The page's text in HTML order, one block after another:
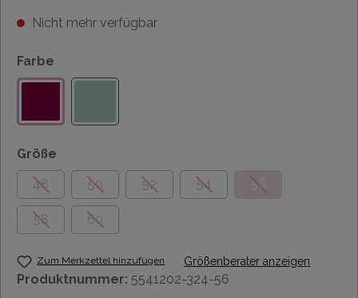
Nicht mehr verfügbar
Farbe
Größe
48
50 52 54 56
58 60
Zum Merkzettel hinzufügen Größenberater anzeigen
Produktnummer: 5541202-324-56